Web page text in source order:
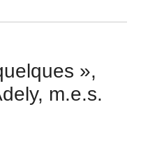
»,
m.e.s.